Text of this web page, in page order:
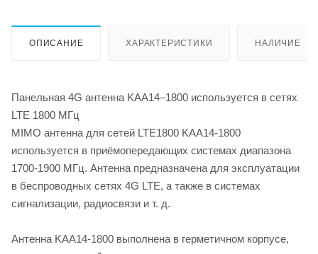
ОПИСАНИЕ ХАРАКТЕРИСТИКИ НАЛИЧИЕ
Панельная 4G антенна KAA14–1800 используется в сетях
LTE 1800 МГц
MIMO антенна для сетей LTE1800 KAA14-1800
используется в приёмопередающих системах диапазона
1700-1900 МГц. Антенна предназначена для эксплуатации
в беспроводных сетях 4G LTE, а также в системах
сигнализации, радиосвязи и т. д.
Антенна KAA14-1800 выполнена в герметичном корпусе,